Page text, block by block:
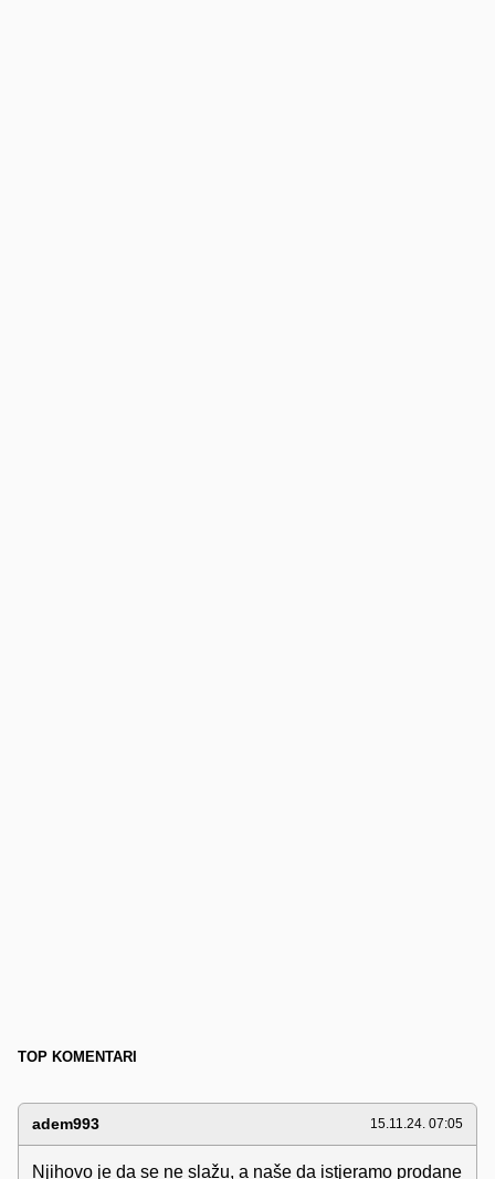
TOP KOMENTARI
adem993 15.11.24. 07:05
Njihovo je da se ne slažu, a naše da istjeramo prodane